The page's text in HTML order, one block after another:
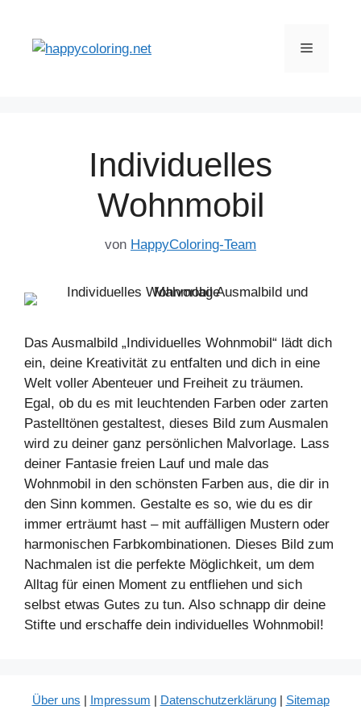
springen
Menü
Individuelles
Wohnmobil
von HappyColoring-Team
Das Ausmalbild „Individuelles Wohnmobil“ lädt dich
ein, deine Kreativität zu entfalten und dich in eine
Welt voller Abenteuer und Freiheit zu träumen.
Egal, ob du es mit leuchtenden Farben oder zarten
Pastelltönen gestaltest, dieses Bild zum Ausmalen
wird zu deiner ganz persönlichen Malvorlage. Lass
deiner Fantasie freien Lauf und male das
Wohnmobil in den schönsten Farben aus, die dir in
den Sinn kommen. Gestalte es so, wie du es dir
immer erträumt hast – mit auffälligen Mustern oder
harmonischen Farbkombinationen. Dieses Bild zum
Nachmalen ist die perfekte Möglichkeit, um dem
Alltag für einen Moment zu entfliehen und sich
selbst etwas Gutes zu tun. Also schnapp dir deine
Stifte und erschaffe dein individuelles Wohnmobil!
Über uns | Impressum | Datenschutzerklärung| Sitemap